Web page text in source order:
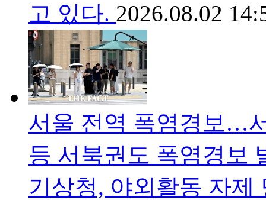
고 있다. 2026.08.02
서울 전역 폭염경보…
등 서북권도 폭염경보
기상청, 야외활동 자